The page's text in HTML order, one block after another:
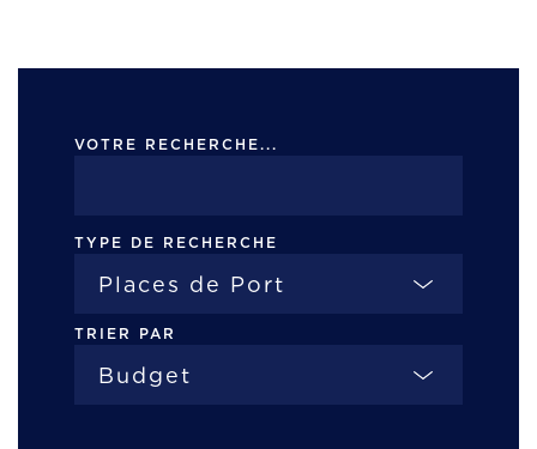
VOTRE RECHERCHE...
TYPE DE RECHERCHE
TRIER PAR